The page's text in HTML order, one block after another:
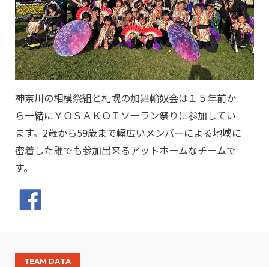
神奈川の相模祭組と札幌の加舞輪奴会は１５年前か
ら一緒にＹＯＳＡＫＯＩソーラン祭りに参加してい
ます。2歳から59歳まで幅広いメンバーによる地域に
密着した誰でも参加出来るアットホームなチームで
す。
TEAM DATA